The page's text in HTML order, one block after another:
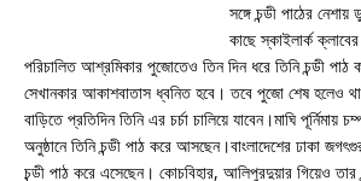
সঙ্গে চন্ডী পাঠের
কাছে স্কাইলার্ক
পরিচালিত আশ্রমিকার পুজোতেও তিন দিন ধরে তিনি চন্ডী পাঠ
সেখানকার আকাশবাতাস ধ্বনিত হবে। তবে পুজো শেষ হলেও
বাড়িতে প্রতিদিন তিনি এর চর্চা চালিয়ে যাবেন।মাঘি পূর্নিমায়
অনুষ্ঠানে তিনি চন্ডী পাঠ করে আসছেন।বাংলাদেশের ঢাকা
চন্ডী পাঠ করে এসেছেন। কোচবিহার, আলিপুরদুয়ার গিয়েও তার